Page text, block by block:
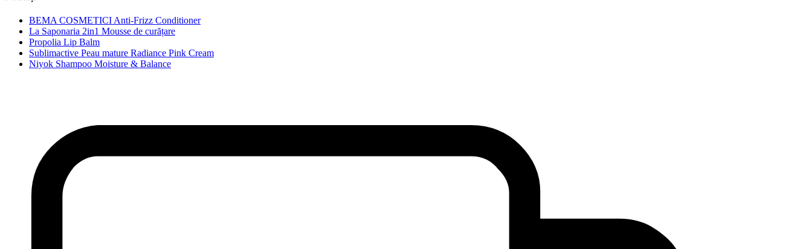
BEMA COSMETICI Anti-Frizz Conditioner
La Saponaria 2in1 Mousse de curățare
Propolia Lip Balm
Sublimactive Peau mature Radiance Pink Cream
Niyok Shampoo Moisture & Balance